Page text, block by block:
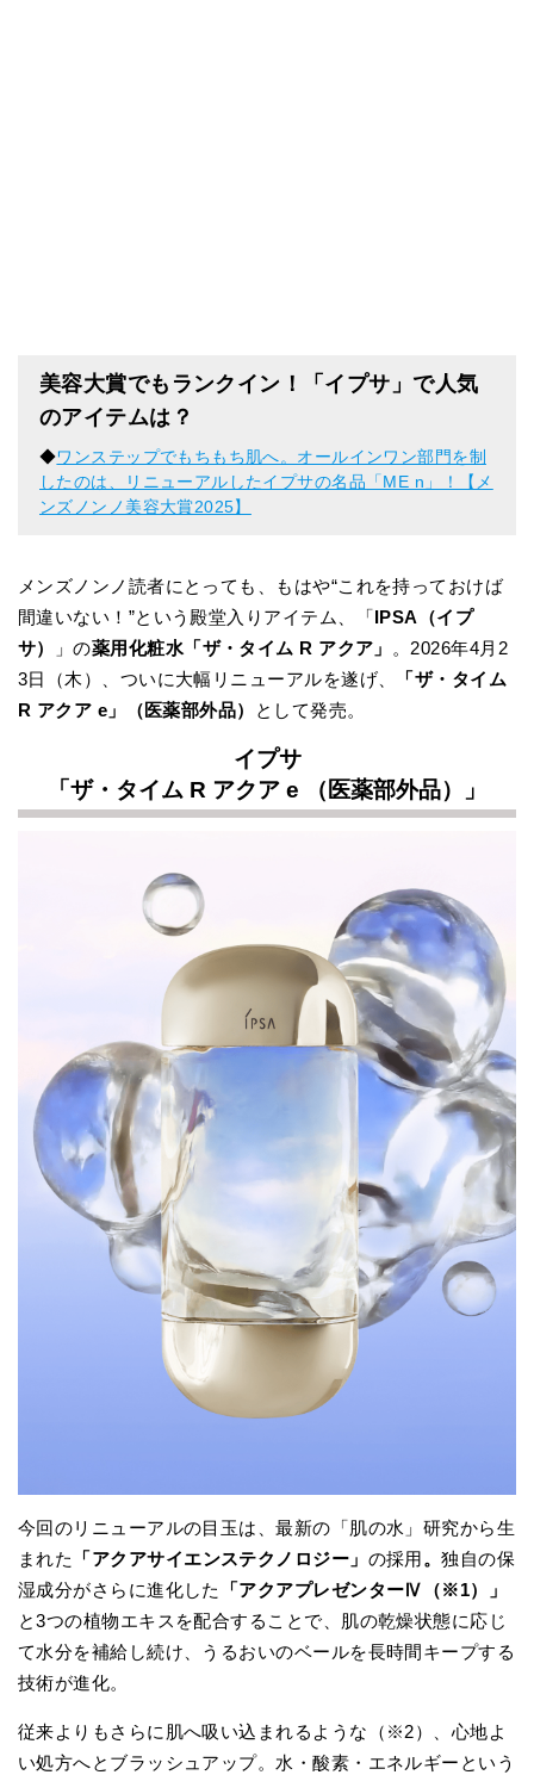
美容大賞でもランクイン！「イプサ」で人気
のアイテムは？
◆ワンステップでもちもち肌へ。オールインワン部門を制
したのは、リニューアルしたイプサの名品「ME n」！【メ
ンズノンノ美容大賞2025】
メンズノンノ読者にとっても、もはや“これを持っておけば
間違いない！”という殿堂入りアイテム、「IPSA（イプ
サ）
」の薬用化粧水「ザ・タイム R アクア」
。2026年4月2
3日（木）、ついに大幅リニューアルを遂げ、
「ザ・タイム
R アクア e」（医薬部外品）
として発売。
イプサ
「ザ・タイム R アクア e （医薬部外品）」
今回のリニューアルの目玉は、最新の「肌の水」研究から生
まれた
「アクアサイエンステクノロジー」 の採用。独自の保
湿成分がさらに進化した
「アクアプレゼンターⅣ（※1）」
と3つの植物エキスを配合することで、肌の乾燥状態に応じ
て水分を補給し続け、うるおいのベールを長時間キープする
技術が進化。
従来よりもさらに肌へ吸い込まれるような（※2）、心地よ
い処方へとブラッシュアップ。水・酸素・エネルギーという